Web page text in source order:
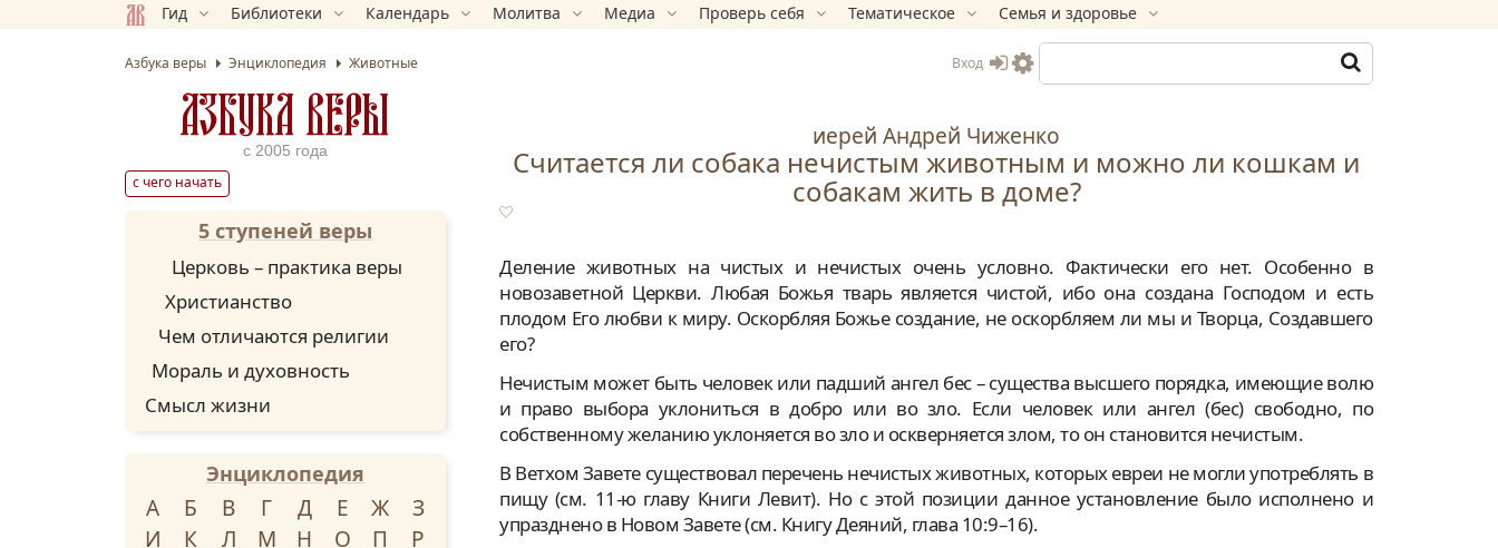
Гид Библиотеки Календарь Молитва Медиа Проверь себя Тематическое Семья и здоровье
Азбука веры Энциклопедия Животные Вход
иерей Андрей Чиженко
Считается ли собака нечистым животным и можно ли кошкам и
собакам жить в доме?
Деление животных на чистых и нечистых очень условно. Фактически его нет. Особенно в
новозаветной Церкви. Любая Божья тварь является чистой, ибо она создана Господом и есть
плодом Его любви к миру. Оскорбляя Божье создание, не оскорбляем ли мы и Творца, Создавшего
его?
Нечистым может быть человек или падший ангел бес – существа высшего порядка, имеющие волю
и право выбора уклониться в добро или во зло. Если человек или ангел (бес) свободно, по
собственному желанию уклоняется во зло и оскверняется злом, то он становится нечистым.
В Ветхом Завете существовал перечень нечистых животных, которых евреи не могли употреблять в
пищу (см. 11-ю главу Книги Левит). Но с этой позиции данное установление было исполнено и
упразднено в Новом Завете (см. Книгу Деяний, глава 10:9–16).
АЗБУКА ВЕРЫ
с 2005 года
с чего начать
5 ступеней веры
Церковь – практика веры
Христианство
Чем отличаются религии
Мораль и духовность
Смысл жизни
Энциклопедия
А Б В Г Д Е Ж
З
И
К Л М Н О П
Р